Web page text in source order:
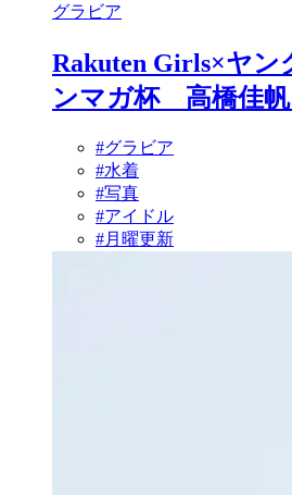
グラビア
Rakuten Girls×ヤ
ンマガ杯 高橋佳帆
#グラビア
#水着
#写真
#アイドル
#月曜更新